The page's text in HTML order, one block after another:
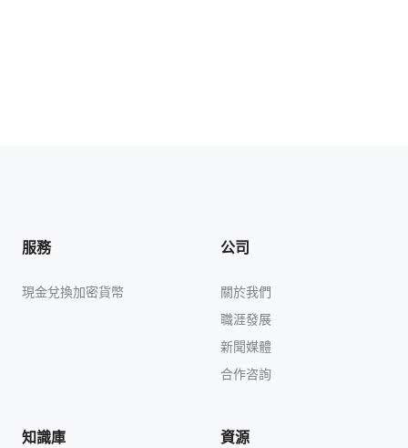
服務
現金兌換加密貨幣
公司
關於我們
職涯發展
新聞媒體
合作咨詢
知識庫 資源